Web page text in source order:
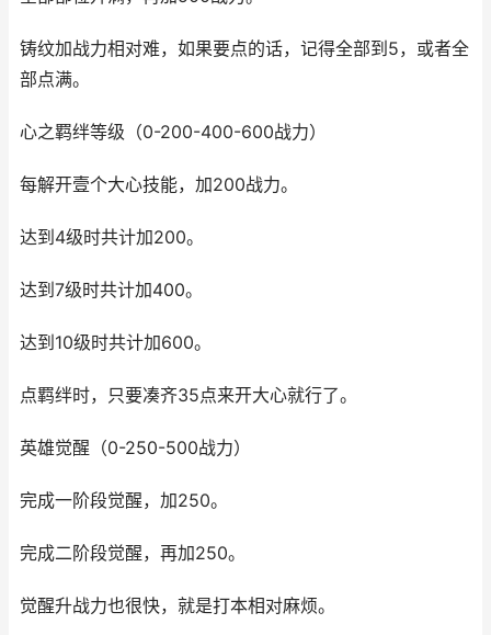
铸纹加战力相对难，如果要点的话，记得全部到5，或者全
部点满。
心之羁绊等级（0-200-400-600战力）
每解开壹个大心技能，加200战力。
达到4级时共计加200。
达到7级时共计加400。
达到10级时共计加600。
点羁绊时，只要凑齐35点来开大心就行了。
英雄觉醒（0-250-500战力）
完成一阶段觉醒，加250。
完成二阶段觉醒，再加250。
觉醒升战力也很快，就是打本相对麻烦。